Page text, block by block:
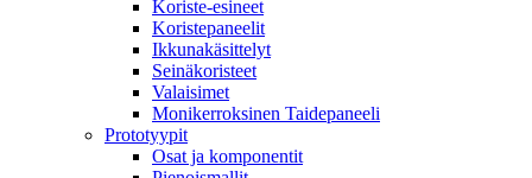
Koriste-esineet
Koristepaneelit
Ikkunakäsittelyt
Seinäkoristeet
Valaisimet
Monikerroksinen Taidepaneeli
Prototyypit
Osat ja komponentit